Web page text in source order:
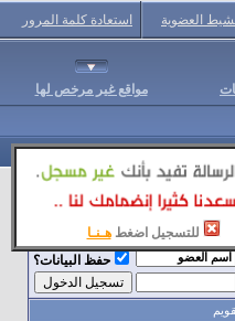
للتسجيل اضغط هـنـا
العضوية استعادة كلمة المرور
مواقع غير مرخص لها
حفظ البيانات؟